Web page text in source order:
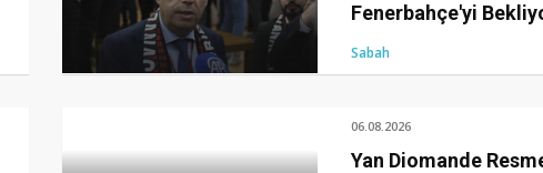
Fenerbahçe'yi
Sabah
06.08.2026
Yan Diomande